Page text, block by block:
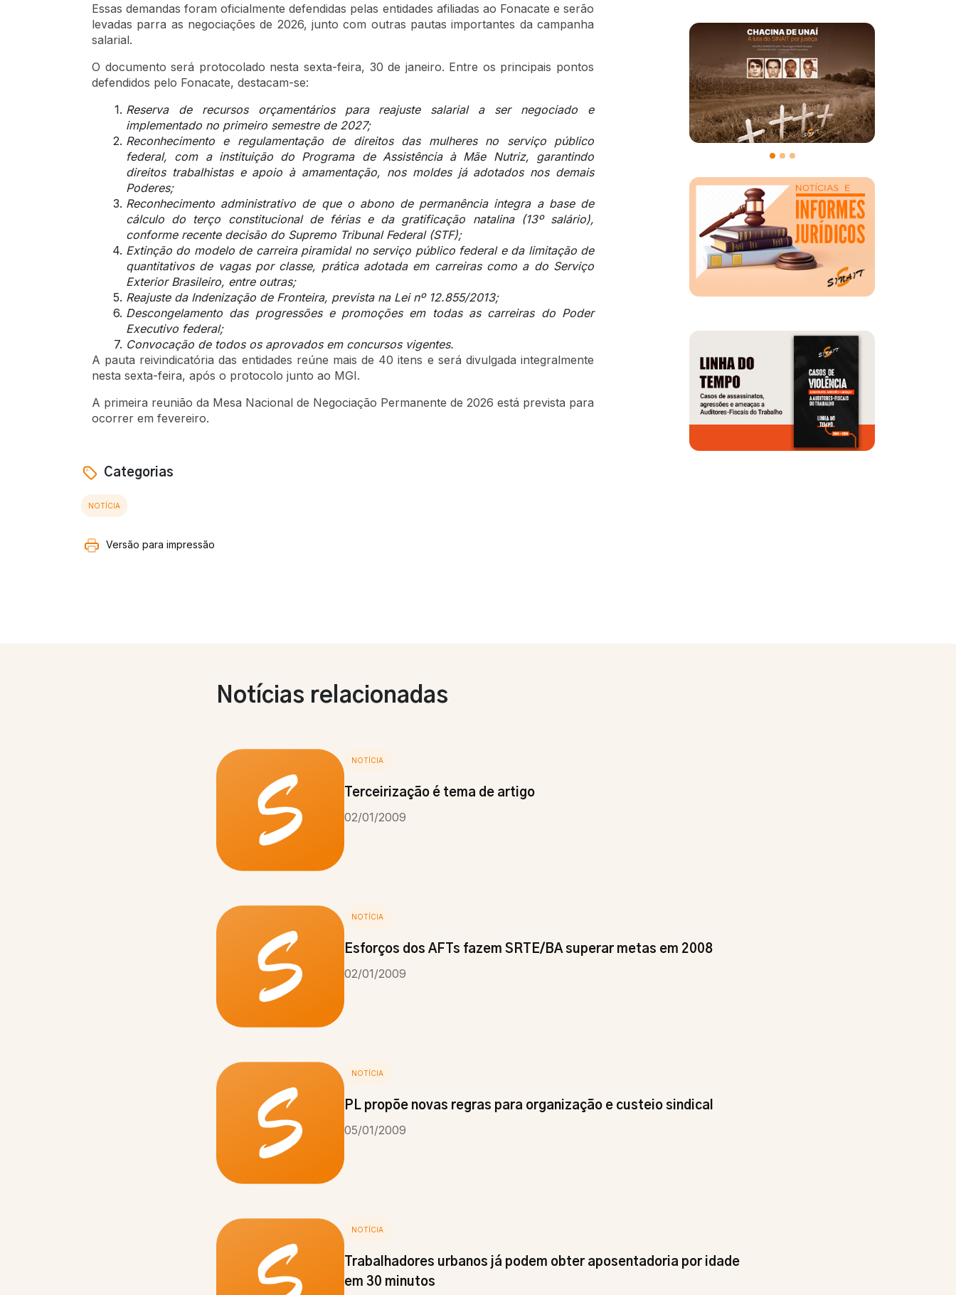
Essas demandas foram oficialmente defendidas pelas entidades afiliadas ao Fonacate e serão
levadas parra as negociações de 2026, junto com outras pautas importantes da campanha
salarial.
O documento será protocolado nesta sexta-feira, 30 de janeiro. Entre os principais pontos
defendidos pelo Fonacate, destacam-se:
Reserva de recursos orçamentários para reajuste salarial a ser negociado e
implementado no primeiro semestre de 2027;
Reconhecimento e regulamentação de direitos das mulheres no serviço público
federal, com a instituição do Programa de Assistência à Mãe Nutriz, garantindo
direitos trabalhistas e apoio à amamentação, nos moldes já adotados nos demais
Poderes;
Reconhecimento administrativo de que o abono de permanência integra a base de
cálculo do terço constitucional de férias e da gratificação natalina (13º salário),
conforme recente decisão do Supremo Tribunal Federal (STF);
Extinção do modelo de carreira piramidal no serviço público federal e da limitação de
quantitativos de vagas por classe, prática adotada em carreiras como a do Serviço
Exterior Brasileiro, entre outras;
Reajuste da Indenização de Fronteira, prevista na Lei nº 12.855/2013;
Descongelamento das progressões e promoções em todas as carreiras do Poder
Executivo federal;
Convocação de todos os aprovados em concursos vigentes.
A pauta reivindicatória das entidades reúne mais de 40 itens e será divulgada integralmente
nesta sexta-feira, após o protocolo junto ao MGI.
A primeira reunião da Mesa Nacional de Negociação Permanente de 2026 está prevista para
ocorrer em fevereiro.
Categorias
NOTÍCIA
Versão para impressão
Notícias relacionadas
NOTÍCIA
Terceirização é tema de artigo
02/01/2009
NOTÍCIA
Esforços dos AFTs fazem SRTE/BA superar metas em 2008
02/01/2009
NOTÍCIA
PL propõe novas regras para organização e custeio sindical
05/01/2009
NOTÍCIA
Trabalhadores urbanos já podem obter aposentadoria por idade
em 30 minutos